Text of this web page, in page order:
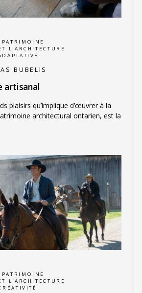
L'ARCHITECTURE
BUBELIS
artisanal
plaisirs qu’implique d’œuvrer à la
architectural ontarien, est la
L'ARCHITECTURE